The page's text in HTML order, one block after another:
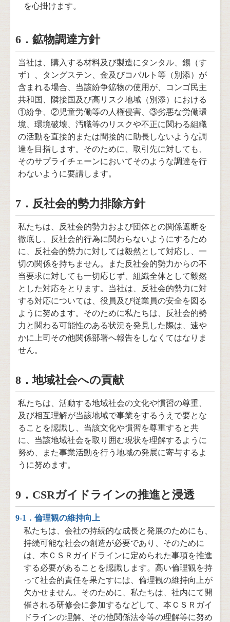
を心掛けます。
6．鉱物調達方針
当社は、購入する材料及び製造にタンタル、錫（す
ず）、タングステン、金及びコバルト等（別添）が
含まれる場合、当該紛争鉱物の使用が、コンゴ民主
共和国、隣接国及び高リスク地域（別添）における
①紛争、②児童労働等の人権侵害、③劣悪な労働環
境、環境破壊、汚職等のリスクや不正に関わる組織
の活動を直接的または間接的に助長しないような調
達を目指します。そのために、取引先に対しても、
そのサプライチェーンにおいてそのような調達を⾏
わないように要請します。
7．反社会的勢力排除方針
私たちは、反社会的勢力および団体との関係遮断を
徹底し、反社会的行為に関わらないようにするため
に、反社会的勢力に対しては毅然として対応し、一
切の関係を持ちません。また反社会的勢力からの不
当要求に対しても一切応じず、組織全体として毅然
とした対応をとります。当社は、反社会的勢力に対
する対応については、役員及び従業員の安全を図る
ように努めます。そのために私たちは、反社会的勢
力と関わる可能性のある状況を発見した際は、速や
かに上司その他関係部署へ報告をしなくてはなりま
せん。
8．地域社会への貢献
私たちは、活動する地域社会の文化や慣習の尊重、
及び相互理解が当該地域で事業をするうえで要とな
ることを認識し、当該文化や慣習を尊重すると共
に、当該地域社会を取り囲む現状を理解するように
努め、また事業活動を行う地域の発展に寄与するよ
うに努めます。
9．CSRガイドラインの推進と浸透
9-1．倫理観の維持向上
私たちは、会社の持続的な成長と発展のためにも、
持続可能な社会の創造が必要であり、そのために
は、本ＣＳＲガイドラインに定められた事項を推進
する必要があることを認識します。高い倫理観を持
って社会的責任を果たすには、倫理観の維持向上が
欠かせません。そのために、私たちは、社内にて開
催される研修会に参加するなどして、本ＣＳＲガイ
ドラインの理解、その他関係法令等の理解等に努め